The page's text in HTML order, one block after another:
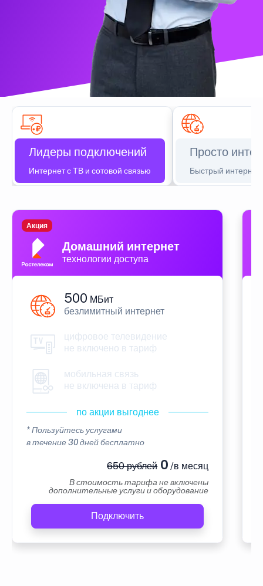
Лидеры подключений
Интернет с ТВ и сотовой связью
Просто
Быстрый интернет
Домашний интернет
технологии доступа
Акция
500 МБит
безлимитный интернет
цифровое телевидение
не включено в тариф
мобильная связь
не включена в тариф
по акции выгоднее
* Пользуйтесь услугами
в течение 30 дней бесплатно
650 рублей0 /в месяц
В стоимость тарифа не включены
дополнительные услуги и оборудование
Подключить